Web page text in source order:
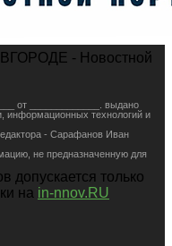
- Новостной
от _____________. выдано
информационных технологий и
- Сарафанов Иван
не предназначенную для
допускается только
на in-nnov.RU